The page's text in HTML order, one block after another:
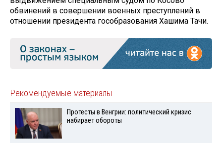
обвинений в совершении военных преступлений в
отношении президента гособразования Хашима Тачи.
Рекомендуемые материалы
Протесты в Венгрии: политический кризис
набирает обороты